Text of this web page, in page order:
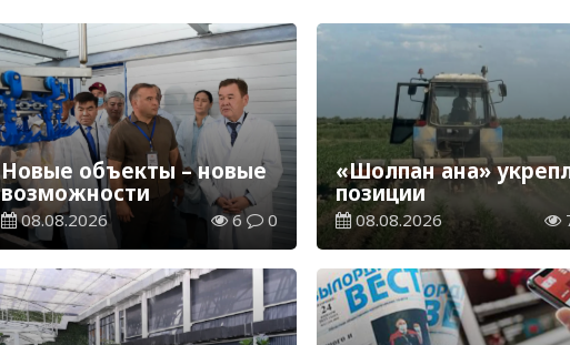
Новые объекты – новые
возможности
08.08.2026 6 0
«Шолпан ана»
позиции
08.08.2026